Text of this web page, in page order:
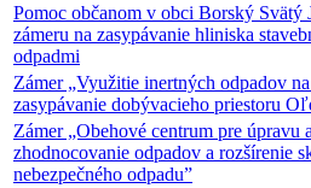
Pomoc občanom v obci Borský Svätý
zámeru na zasypávanie hliniska
odpadmi
Zámer „Využitie inertných odpadov
zasypávanie dobývacieho priestoru
Zámer „Obehové centrum pre úpravu a
zhodnocovanie odpadov a rozšírenie
nebezpečného odpadu”